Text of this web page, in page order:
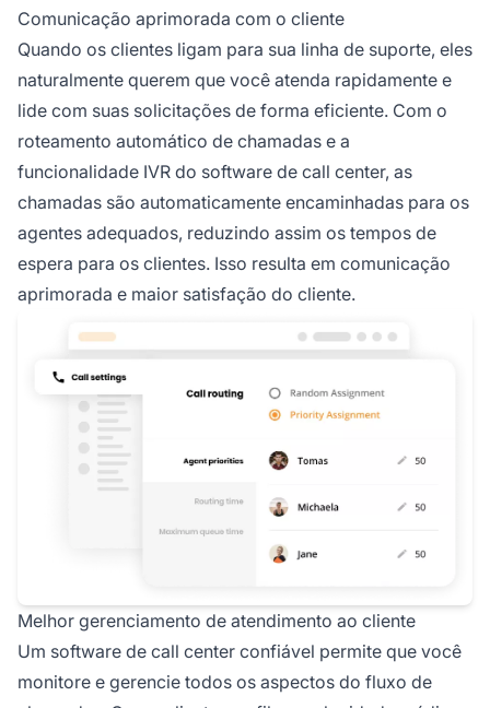
Comunicação aprimorada com o cliente
Quando os clientes ligam para sua linha de suporte, eles
naturalmente querem que você atenda rapidamente e
lide com suas solicitações de forma eficiente. Com o
roteamento automático de chamadas e a
funcionalidade IVR do software de call center, as
chamadas são automaticamente encaminhadas para os
agentes adequados, reduzindo assim os tempos de
espera para os clientes. Isso resulta em comunicação
aprimorada e maior satisfação do cliente.
Melhor gerenciamento de atendimento ao cliente
Um software de call center confiável permite que você
monitore e gerencie todos os aspectos do fluxo de